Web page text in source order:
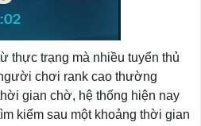
thực trạng mà nhiều tuyển thủ
chơi rank cao thường
gian chờ, hệ thống hiện nay
kiếm sau một khoảng thời gian